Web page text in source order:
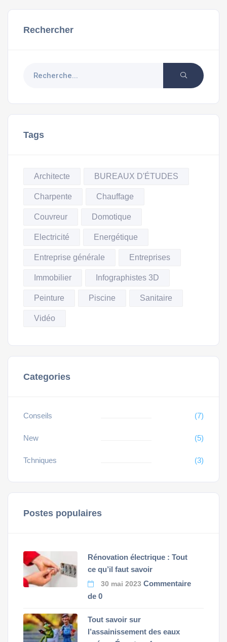
Rechercher
Tags
Architecte BUREAUX D'ÉTUDES
Charpente Chauffage
Couvreur Domotique
Electricité Energétique
Entreprise générale Entreprises
Immobilier Infographistes 3D
Peinture Piscine Sanitaire
Vidéo
Categories
Conseils (7)
New (5)
Tchniques (3)
Postes populaires
Rénovation électrique : Tout
ce qu’il faut savoir
30 mai 2023 Commentaire
de 0
Tout savoir sur
l’assainissement des eaux